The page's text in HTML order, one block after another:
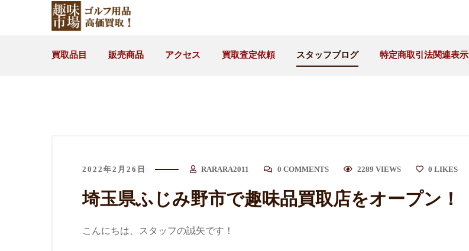
買取品目 販売商品 アクセス 買取査定依頼 スタッフブログ 特定商取引法関連表示
2022年2月26日 RARARA2011 0 COMMENTS 2289 VIEWS 0 LIKES
埼玉県ふじみ野市で趣味品買取店をオープン！
こんにちは、スタッフの誠矢です！